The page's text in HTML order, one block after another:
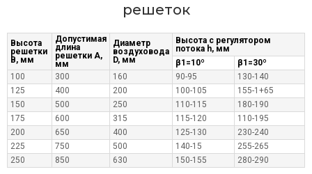
решеток
Высота
решетки
В, мм
Допустимая
длина
решетки А,
мм
Диаметр
воздуховода
D, мм
Высота с регулятором
потока h, мм
β1=10º
β1=30º
100
300 160 90-95
130-140
125
400 200 100-105
155-1+65
150
500 250 110-115
180-190
175
600 315 115-120
110-195
200
650 400 125-130
230-240
225
750 500 140-15
255-265
250
850 630 150-155 280-290